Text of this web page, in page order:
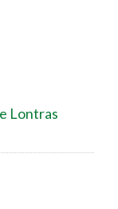
Lontras